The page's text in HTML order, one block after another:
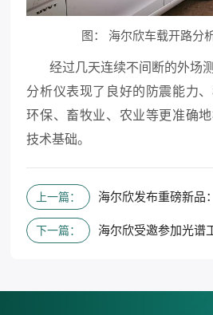
图： 海尔欣车载开路分
经过几天连续不间断的外场
分析仪表现了良好的防震能力
环保、畜牧业、农业等更准确
技术基础。
上一篇：
下一篇：